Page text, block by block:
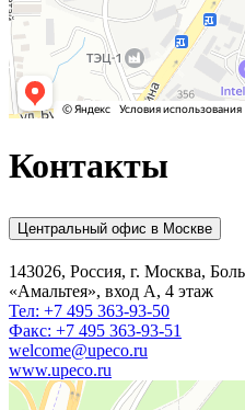
Контакты
Центральный офис в Москве
143026, Россия, г. Москва,
«Амальтея», вход А, 4 этаж
Тел: +7 495 363-93-50
Факс: +7 495 363-93-51
welcome@upeco.ru
www.upeco.ru